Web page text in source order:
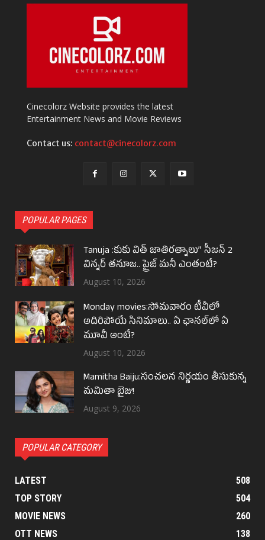
Cinecolorz Website provides the latest
Entertainment News and Movie Reviews
Contact us: contact@cinecolorz.com
POPULAR PAGES
Tanuja :కుకు విత్ జాతిరత్నాలు” సీజన్ 2
విన్నర్ తనూజ.. ప్రైజ్ మనీ ఎంతంటే?
August 10, 2026
Monday movies:సోమవారం టీవీలో
అదిరిపోయే సినిమాలు.. ఏ ఛానల్‌లో ఏ
మూవీ అంటే?
August 10, 2026
Mamitha Baiju:సంచలన నిర్ణయం తీసుకున్న
మమితా బైజు!
August 9, 2026
POPULAR CATEGORY
LATEST
508
TOP STORY
504
MOVIE NEWS
260
OTT NEWS
138